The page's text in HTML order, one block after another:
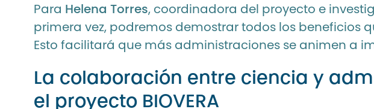
Para Helena Torres, coordinadora del proyecto e
primera vez, podremos demostrar todos los beneficios
Esto facilitará que más administraciones se animen a
La colaboración entre ciencia y
el proyecto BIOVERA